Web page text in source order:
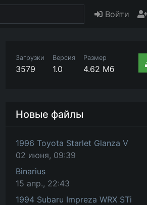
Войти
Загрузки
3579
Версия
1.0
Размер
4.62 Мб
Новые файлы
1996 Toyota Starlet Glanza V
02 июня, 09:39
Binarius
15 апр., 22:43
1994 Subaru Impreza WRX STi